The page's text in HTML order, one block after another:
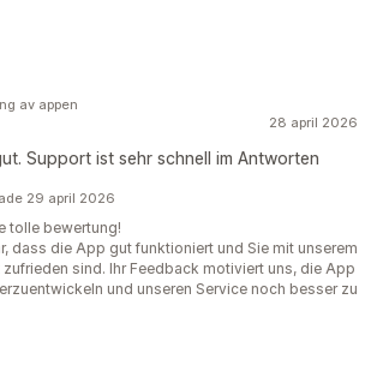
28 april 2026
Support ist sehr schnell im Antworten
av appen
29 april 2026
tolle bewertung!
dass die App gut funktioniert und Sie mit unserem
sind. Ihr Feedback motiviert uns, die App
und unseren Service noch besser zu